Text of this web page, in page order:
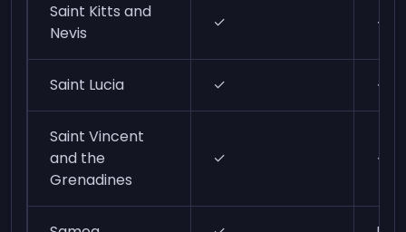
Saint Kitts and
Nevis
✓ ✓
Saint Lucia ✓ ✓
Saint Vincent
and the
Grenadines
✓ ✓